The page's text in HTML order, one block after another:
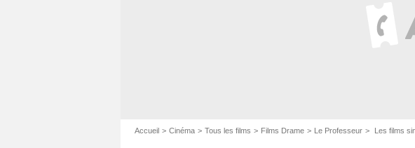
Accueil Cinéma Tous les films Films Drame Le Professeur Les films